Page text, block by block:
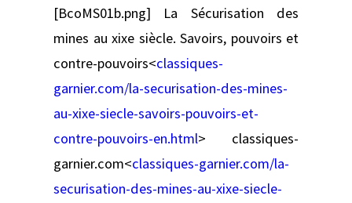
[BcoMS01b.png] La Sécurisation des
mines au xixe siècle. Savoirs, pouvoirs et
contre-pouvoirs<classiques-
garnier.com/la-securisation-des-mines-
au-xixe-siecle-savoirs-pouvoirs-et-
contre-pouvoirs-en.html> classiques-
garnier.com<classiques-garnier.com/la-
securisation-des-mines-au-xixe-siecle-